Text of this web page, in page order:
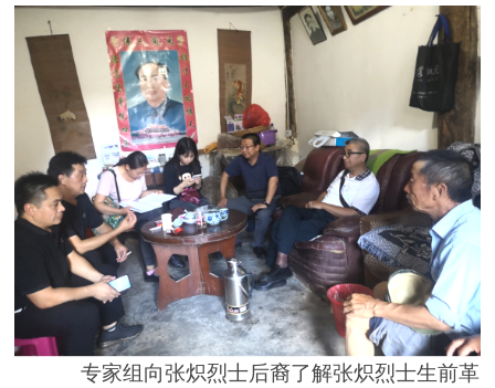
专家组向张炽烈士后裔了解张炽烈士生前革